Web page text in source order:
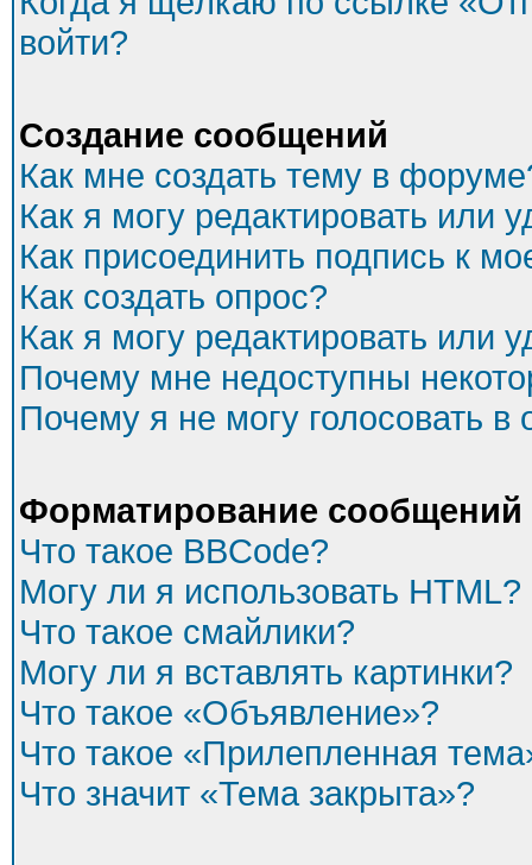
войти?
Создание сообщений
Как мне создать тему в
Как я могу редактировать или
Как присоединить подпись к
Как создать опрос?
Как я могу редактировать или
Почему мне недоступны
Почему я не могу голосовать в
Форматирование
Что такое BBCode?
Могу ли я использовать HTML?
Что такое смайлики?
Могу ли я вставлять картинки?
Что такое «Объявление»?
Что такое «Прилепленная
Что значит «Тема закрыта»?